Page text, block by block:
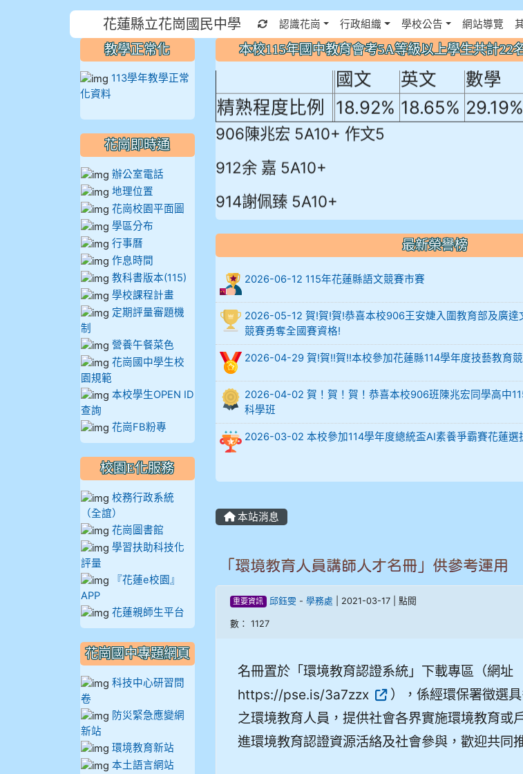
花蓮縣立花崗國民中學 重新取得佈景設定
認識花崗 行政組織 學校公告 網站導覽
本校115年國中教育會考5A等級以上學生共計22
本校115年國中教育會考5A等級以上
蓮縣最佳～！
國文
英文 數學
精熟程度比例 18.92% 18.65% 29.19%
906陳兆宏 5A10+ 作文5
912余 嘉 5A10+
914謝佩臻 5A10+
903陳品帆
904彭子庭
905蔣昇和
905周沛蓉
905鄭瑀安
906江彥臻
909林玉楓
909林朝智
910謝尚橙
910呂芃澔
910溫婕伶
911王祉傑
最新榮譽榜
2026-06-12 115年花蓮縣語文競賽市賽
2026-05-12 賀!賀!賀!恭喜本校906王安婕入圍教育部及廣達
競賽勇奪全國賽資格!
2026-04-29 賀!賀!!賀!!本校參加花蓮縣114學年度技藝教育
2026-04-02 賀！賀！賀！恭喜本校906班陳兆宏同學高中
科學班
2026-03-02 本校參加114學年度總統盃AI素養爭霸賽花蓮選
本站消息
「環境教育人員講師人才名冊」供參考運用
重要資訊 邱鈺雯 - 學務處 | 2021-03-17 | 點閱
數： 1127
名冊置於「環境教育認證系統」下載專區（網址
https://pse.is/3a7zzx
），係經環保署徵選
之環境教育人員，提供社會各界實施環境教育或
進環境教育認證資源活絡及社會參與，歡迎共同
教學正常化
113學年教學正常
化資料
花崗即時通
辦公室電話
地理位置
花崗校園平面圖
學區分布
行事曆
作息時間
教科書版本(115)
學校課程計畫
定期評量審題機
制
營養午餐菜色
花崗國中學生校
園規範
本校學生OPEN ID
查詢
花崗FB粉專
校園E化服務
校務行政系統
（全誼）
花崗圖書館
學習扶助科技化
評量
『花蓮e校園』
APP
花蓮親師生平台
花崗國中專題網頁
科技中心研習問
卷
防災緊急應變網
新站
環境教育新站
本土語言網站